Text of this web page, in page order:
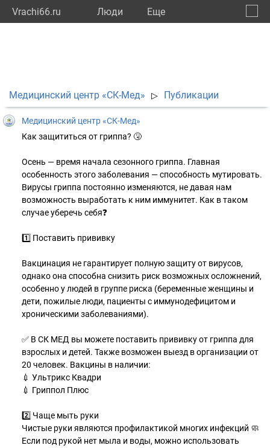
Vrachi66.ru Люди Eще
Медицинский центр «СК-Мед» ▷ Публикации
Медицинский центр «СК-Мед»
Как защититься от гриппа? 🤧
Осень — время начала сезонного гриппа. Главная
особенность этого заболевания — способность мутировать.
Вирусы гриппа постоянно изменяются, не давая нам
возможность выработать к ним иммунитет. Как в таком
случае уберечь себя❓
1️⃣ Поставить прививку
Вакцинация не гарантирует полную защиту от вирусов,
однако она способна снизить риск возможных осложнений,
особенно у людей в группе риска (беременные женщины и
дети, пожилые люди, пациенты с иммунодефицитом и
хроническими заболеваниями).
✅ В СК МЕД вы можете поставить прививку от гриппа для
взрослых и детей. Также возможен выезд в организации от
20 человек. Вакцины в наличии:
💉 Ультрикс Квадри
💉 Гриппол Плюс
2️⃣ Чаще мыть руки
Чистые руки являются профилактикой многих инфекций 🧼
Если под рукой нет мыла и воды, можно использовать